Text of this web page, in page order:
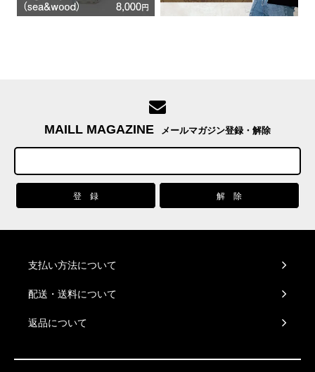
MAILL MAGAZINE メールマガジン登録・解除
支払い方法について
配送・送料について
返品について